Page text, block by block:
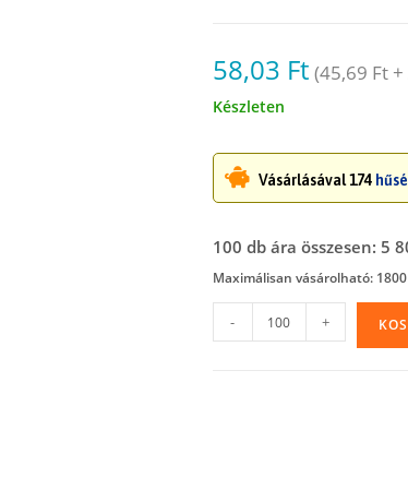
58,03 Ft (45,69 Ft+
Készleten
Vásárlásával 174
100 db ára összesen: 5
Maximálisan vásárolható:
Ragasztócsíkos,
léglyukas
- +